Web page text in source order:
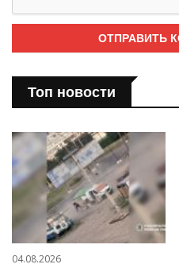
Топ новости
04.08.2026